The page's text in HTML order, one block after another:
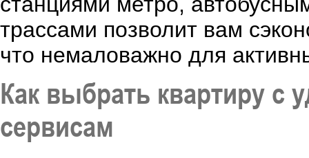
трассами позволит вам
что немаловажно для
Как выбрать квартиру с
сервисам